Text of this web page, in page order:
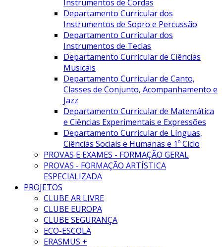
Instrumentos de Cordas
Departamento Curricular dos
Instrumentos de Sopro e Percussão
Departamento Curricular dos
Instrumentos de Teclas
Departamento Curricular de Ciências
Musicais
Departamento Curricular de Canto,
Classes de Conjunto, Acompanhamento e
Jazz
Departamento Curricular de Matemática
e Ciências Experimentais e Expressões
Departamento Curricular de Línguas,
Ciências Sociais e Humanas e 1º Ciclo
PROVAS E EXAMES - FORMAÇÃO GERAL
PROVAS - FORMAÇÃO ARTÍSTICA
ESPECIALIZADA
PROJETOS
CLUBE AR LIVRE
CLUBE EUROPA
CLUBE SEGURANÇA
ECO-ESCOLA
ERASMUS +